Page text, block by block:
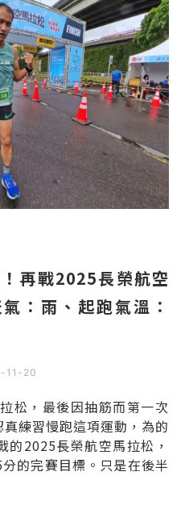
再戰2025長榮航空
：雨、起跑氣溫：
11-20
松，最後因抽筋而第一次
練習慢跑這項運動，為的
的2025長榮航空馬拉松，
的完賽目標。只是在後半